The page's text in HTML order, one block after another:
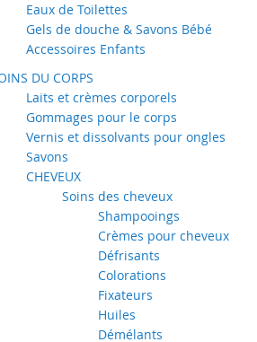
Eaux de Toilettes
Gels de douche & Savons Bébé
Accessoires Enfants
DU CORPS
Laits et crèmes corporels
Gommages pour le corps
Vernis et dissolvants pour ongles
Savons
CHEVEUX
Soins des cheveux
Shampooings
Crèmes pour cheveux
Défrisants
Colorations
Fixateurs
Huiles
Démélants